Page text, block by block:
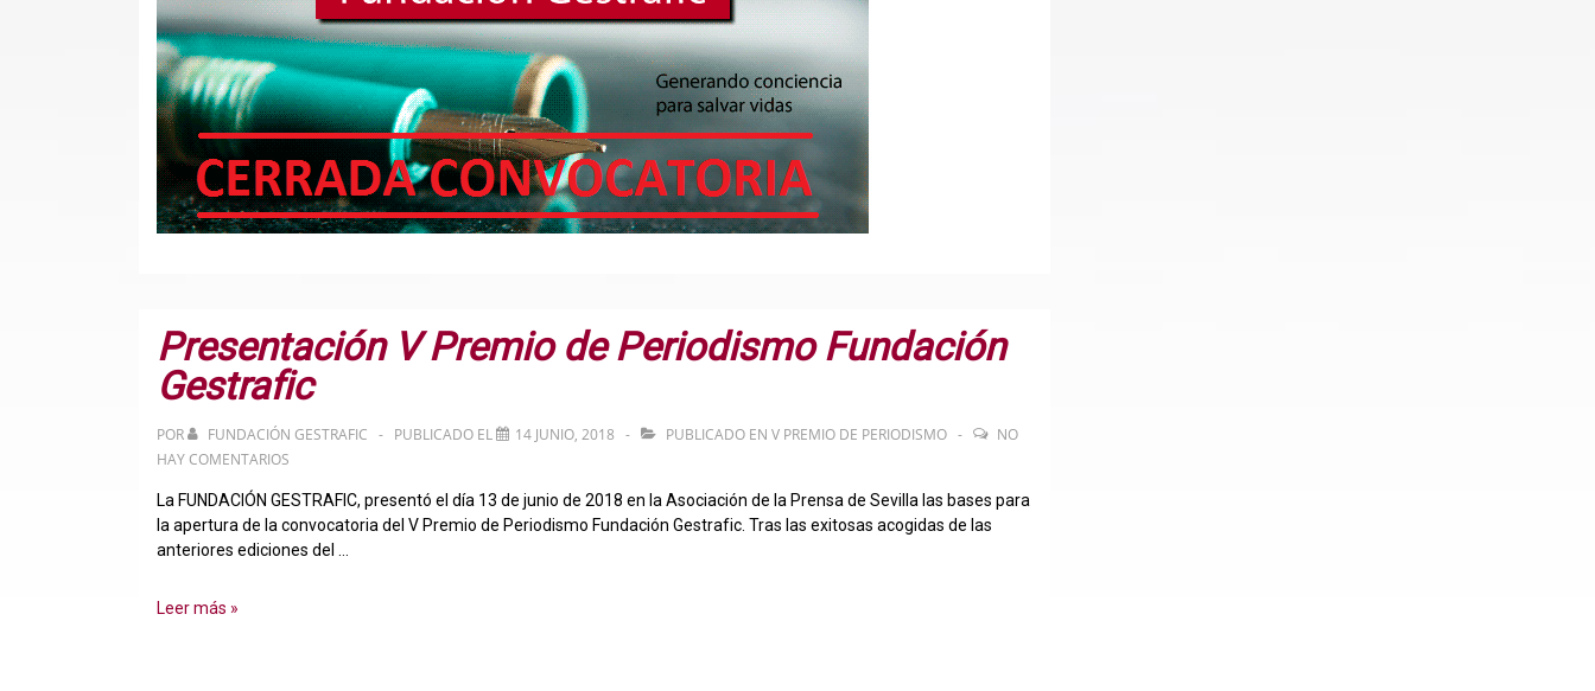
Presentación V Premio de Periodismo Fundación
Gestrafic
POR FUNDACIÓN GESTRAFIC PUBLICADO EL 14 JUNIO, 2018 PUBLICADO EN V PREMIO DE PERIODISMO
NO
HAY COMENTARIOS
La FUNDACIÓN GESTRAFIC, presentó el día 13 de junio de 2018 en la Asociación de la Prensa de Sevilla las bases para
la apertura de la convocatoria del V Premio de Periodismo Fundación Gestrafic. Tras las exitosas acogidas de las
anteriores ediciones del …
Presentación
Leer más »